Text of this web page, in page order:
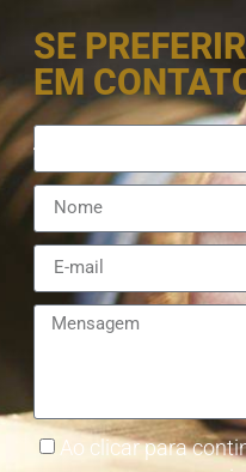
SE
EM
Ao clicar para